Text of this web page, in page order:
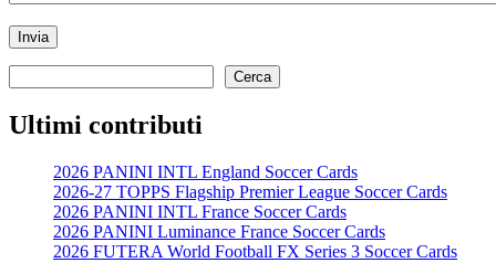
Invia
Cerca
Ultimi contributi
2026 PANINI INTL England Soccer Cards
2026-27 TOPPS Flagship Premier League Soccer Cards
2026 PANINI INTL France Soccer Cards
2026 PANINI Luminance France Soccer Cards
2026 FUTERA World Football FX Series 3 Soccer Cards